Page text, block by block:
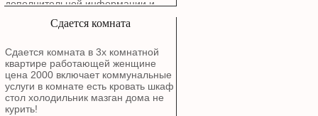
дополнительной информации и
Сдается комната
Сдается комната в 3х комнатной
квартире работающей женщине
цена 2000 включает коммунальные
услуги в комнате есть кровать шкаф
стол холодильник мазган дома не
курить!